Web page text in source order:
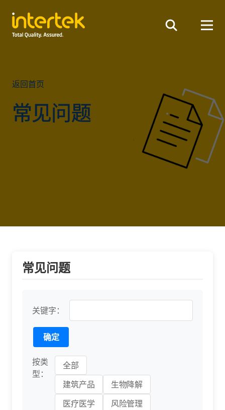
返回首页
常见问题
常见问题
关键字：
按类
型：
全部
建筑产品
生物降解
医疗医学
风险管理